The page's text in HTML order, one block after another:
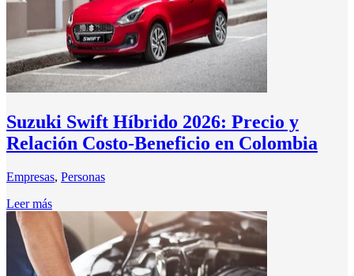
Suzuki Swift Híbrido 2026: Precio y
Relación Costo-Beneficio en Colombia
Empresas, Personas
Leer más